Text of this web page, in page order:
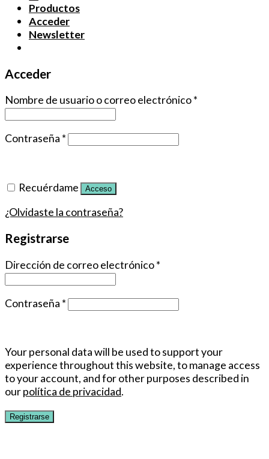
Productos
Acceder
Newsletter
Acceder
Nombre de usuario o correo electrónico*
Contraseña *
Recuérdame Acceso
¿Olvidaste la contraseña?
Registrarse
Dirección de correo electrónico*
Contraseña *
Your personal data will be used to support your
experience throughout this website, to manage access
to your account, and for other purposes described in
ourpolítica de privacidad.
Registrarse